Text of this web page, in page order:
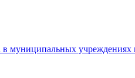
муниципальных учреждениях